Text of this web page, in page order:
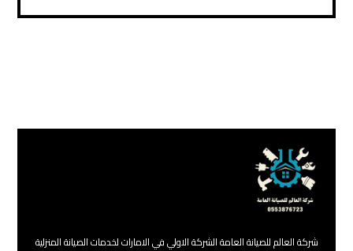
شركة العالم للصيانة العامة الشركة الاولي في الامارات لخدمات الصيانة المنزلية